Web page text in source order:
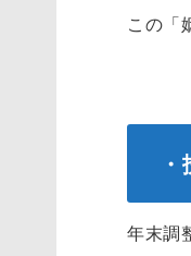
この「
年末調